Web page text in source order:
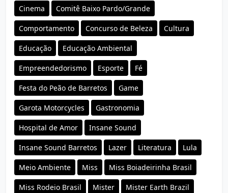
Cinema Comitê Baixo Pardo/Grande
Comportamento Concurso de Beleza Cultura
Educação Educação Ambiental
Empreendedorismo Esporte Fé
Festa do Peão de Barretos Game
Garota Motorcycles Gastronomia
Hospital de Amor Insane Sound
Insane Sound Barretos Lazer Literatura Lula
Meio Ambiente Miss Miss Boiadeirinha Brasil
Miss Rodeio Brasil Mister Mister Earth Brazil